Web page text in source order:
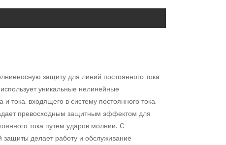
защиту для линий постоянного тока
уникальные нелинейные
тока, входящего в систему постоянного тока,
превосходным защитным эффектом для
тока путем ударов молнии. С
делает работу и обслуживание